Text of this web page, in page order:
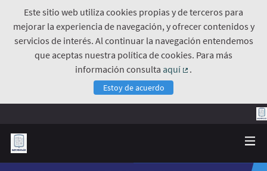
Este sitio web utiliza cookies propias y de terceros para
mejorar la experiencia de navegación, y ofrecer contenidos y
servicios de interés. Al continuar la navegación entendemos
que aceptas nuestra política de cookies. Para más
información consulta aquí
.
Estoy de acuerdo